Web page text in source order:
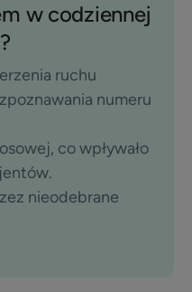
w codziennej
ruchu
numeru
co wpływało
nieodebrane